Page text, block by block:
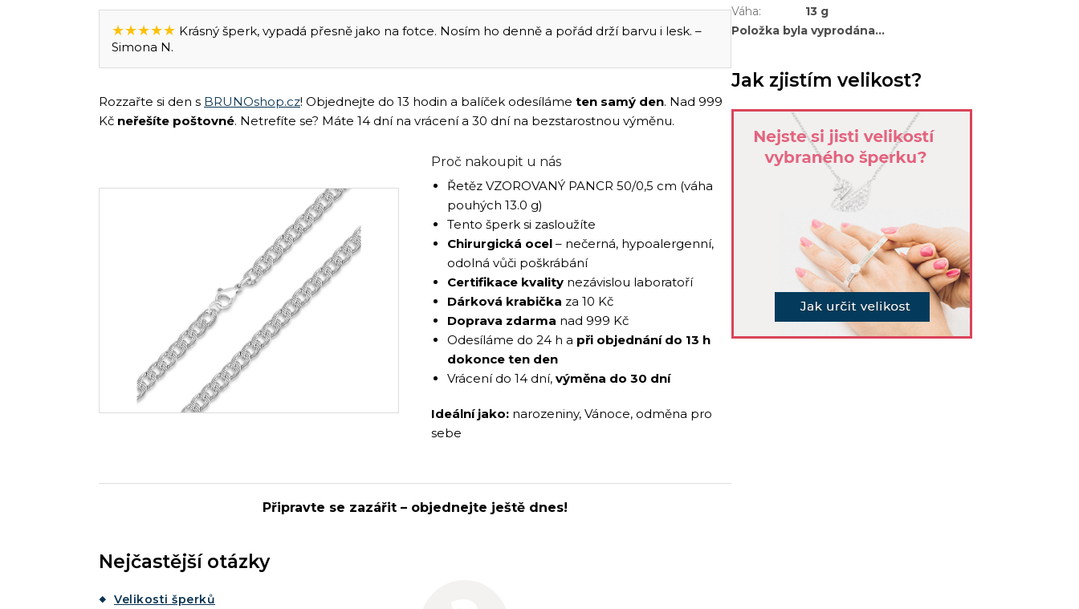
★★★★★ Krásný šperk, vypadá přesně jako na fotce. Nosím ho denně a pořád drží barvu i lesk. –
Simona N.
Rozzařte si den s BRUNOshop.cz! Objednejte do 13 hodin a balíček odesíláme ten samý den. Nad 999
Kč neřešíte poštovné. Netrefíte se? Máte 14 dní na vrácení a 30 dní na bezstarostnou výměnu.
Proč nakoupit u nás
Řetěz VZOROVANÝ PANCR 50/0,5 cm (váha
pouhých 13.0 g)
Tento šperk si zasloužíte
Chirurgická ocel – nečerná, hypoalergenní,
odolná vůči poškrábání
Certifikace kvality nezávislou laboratoří
Dárková krabička za 10 Kč
Doprava zdarma nad 999 Kč
Odesíláme do 24 h a při objednání do 13 h
dokonce ten den
Vrácení do 14 dní, výměna do 30 dní
Ideální jako: narozeniny, Vánoce, odměna pro
sebe
Připravte se zazářit – objednejte ještě dnes!
Nejčastější otázky
Velikosti šperků
Váha:
13 g
Položka byla vyprodána…
Jak zjistím velikost?